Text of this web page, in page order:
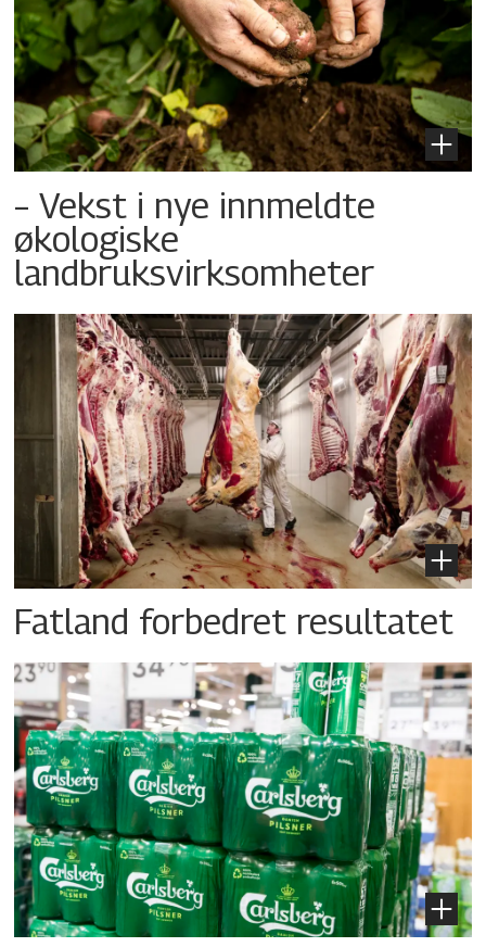
– Vekst i nye innmeldte
økologiske
landbruksvirksomheter
Fatland forbedret resultatet